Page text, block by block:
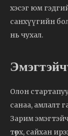
хэсэг юм
санхүүгийн
нь чухал.
Олон
санаа, амлалт
Зарим
төрх, сайхан